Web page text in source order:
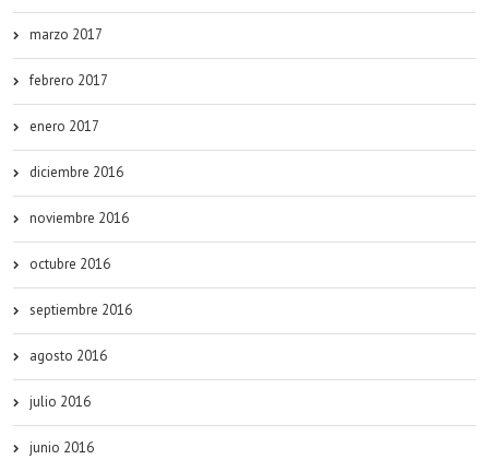
marzo 2017
febrero 2017
enero 2017
diciembre 2016
noviembre 2016
octubre 2016
septiembre 2016
agosto 2016
julio 2016
junio 2016